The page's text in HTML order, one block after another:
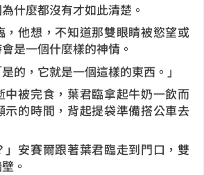
什麼都沒有才如此清楚。
，他想，不知道那雙眼睛被慾望或
是一個什麼樣的神情。
的，它就是一個這樣的東西。」
中被完食，葉君臨拿起牛奶一飲而
示的時間，背起提袋準備搭公車去
」安賽爾跟著葉君臨走到門口，雙
。